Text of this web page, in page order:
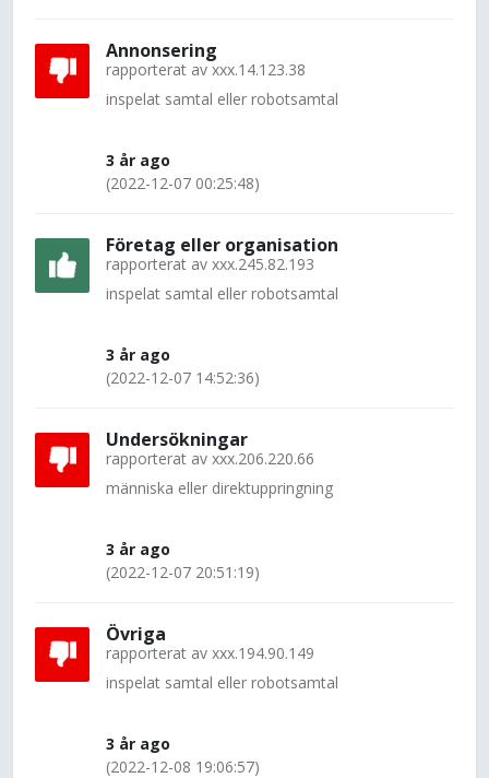
Annonsering
rapporterat av xxx.14.123.38
inspelat samtal eller robotsamtal
3 år ago
(2022-12-07 00:25:48)
Företag eller organisation
rapporterat av xxx.245.82.193
inspelat samtal eller robotsamtal
3 år ago
(2022-12-07 14:52:36)
Undersökningar
rapporterat av xxx.206.220.66
människa eller direktuppringning
3 år ago
(2022-12-07 20:51:19)
Övriga
rapporterat av xxx.194.90.149
inspelat samtal eller robotsamtal
3 år ago
(2022-12-08 19:06:57)